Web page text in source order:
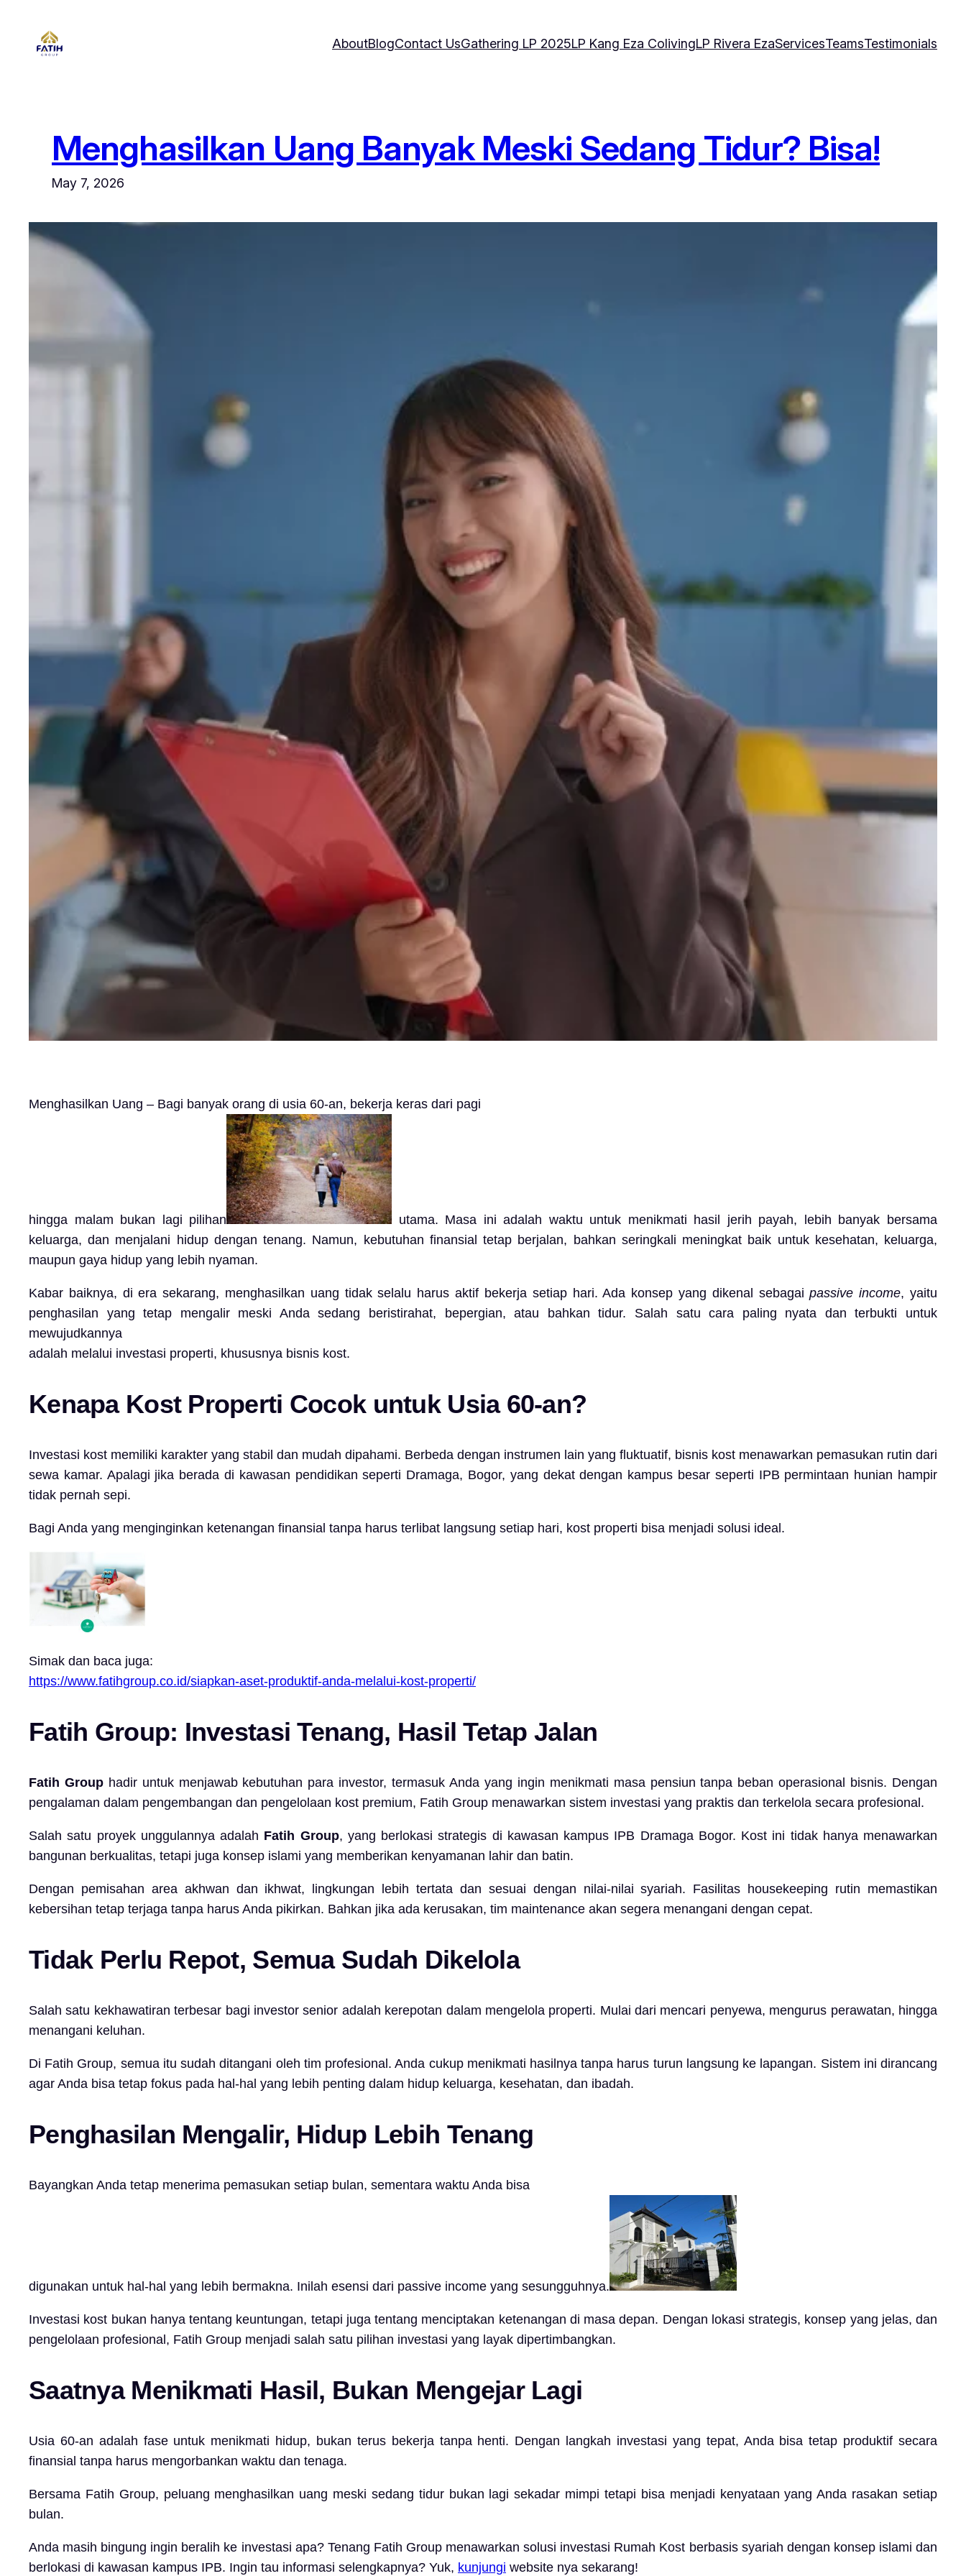
content
AboutBlogContact UsGathering LP 2025LP Kang Eza ColivingLP Rivera EzaServicesTeamsTestimonials
Menghasilkan Uang Banyak Meski Sedang Tidur? Bisa!
May 7, 2026
Menghasilkan Uang – Bagi banyak orang di usia 60-an, bekerja keras dari pagi
hingga malam bukan lagi pilihan
utama. Masa ini adalah waktu untuk menikmati hasil jerih payah, lebih banyak bersama
keluarga, dan menjalani hidup dengan tenang. Namun, kebutuhan finansial tetap berjalan, bahkan seringkali meningkat baik untuk kesehatan, keluarga,
maupun gaya hidup yang lebih nyaman.
Kabar baiknya, di era sekarang, menghasilkan uang tidak selalu harus aktif bekerja setiap hari. Ada konsep yang dikenal sebagaipassive income, yaitu
penghasilan yang tetap mengalir meski Anda sedang beristirahat, bepergian, atau bahkan tidur. Salah satu cara paling nyata dan terbukti untuk
mewujudkannya
adalah melalui investasi properti, khususnya bisnis kost.
Kenapa Kost Properti Cocok untuk Usia 60-an?
Investasi kost memiliki karakter yang stabil dan mudah dipahami. Berbeda dengan instrumen lain yang fluktuatif, bisnis kost menawarkan pemasukan rutin dari
sewa kamar. Apalagi jika berada di kawasan pendidikan seperti Dramaga, Bogor, yang dekat dengan kampus besar seperti IPB permintaan hunian hampir
tidak pernah sepi.
Bagi Anda yang menginginkan ketenangan finansial tanpa harus terlibat langsung setiap hari, kost properti bisa menjadi solusi ideal.
Simak dan baca juga:
https://www.fatihgroup.co.id/siapkan-aset-produktif-anda-melalui-kost-properti/
Fatih Group: Investasi Tenang, Hasil Tetap Jalan
Fatih Grouphadir untuk menjawab kebutuhan para investor, termasuk Anda yang ingin menikmati masa pensiun tanpa beban operasional bisnis. Dengan
pengalaman dalam pengembangan dan pengelolaan kost premium, Fatih Group menawarkan sistem investasi yang praktis dan terkelola secara profesional.
Salah satu proyek unggulannya adalah Fatih Group, yang berlokasi strategis di kawasan kampus IPB Dramaga Bogor. Kost ini tidak hanya menawarkan
bangunan berkualitas, tetapi juga konsep islami yang memberikan kenyamanan lahir dan batin.
Dengan pemisahan area akhwan dan ikhwat, lingkungan lebih tertata dan sesuai dengan nilai-nilai syariah. Fasilitas housekeeping rutin memastikan
kebersihan tetap terjaga tanpa harus Anda pikirkan. Bahkan jika ada kerusakan, tim maintenance akan segera menangani dengan cepat.
Tidak Perlu Repot, Semua Sudah Dikelola
Salah satu kekhawatiran terbesar bagi investor senior adalah kerepotan dalam mengelola properti. Mulai dari mencari penyewa, mengurus perawatan, hingga
menangani keluhan.
Di Fatih Group, semua itu sudah ditangani oleh tim profesional. Anda cukup menikmati hasilnya tanpa harus turun langsung ke lapangan. Sistem ini dirancang
agar Anda bisa tetap fokus pada hal-hal yang lebih penting dalam hidup keluarga, kesehatan, dan ibadah.
Penghasilan Mengalir, Hidup Lebih Tenang
Bayangkan Anda tetap menerima pemasukan setiap bulan, sementara waktu Anda bisa
digunakan untuk hal-hal yang lebih bermakna. Inilah esensi dari passive income yang sesungguhnya.
Investasi kost bukan hanya tentang keuntungan, tetapi juga tentang menciptakan ketenangan di masa depan. Dengan lokasi strategis, konsep yang jelas, dan
pengelolaan profesional, Fatih Group menjadi salah satu pilihan investasi yang layak dipertimbangkan.
Saatnya Menikmati Hasil, Bukan Mengejar Lagi
Usia 60-an adalah fase untuk menikmati hidup, bukan terus bekerja tanpa henti. Dengan langkah investasi yang tepat, Anda bisa tetap produktif secara
finansial tanpa harus mengorbankan waktu dan tenaga.
Bersama Fatih Group, peluang menghasilkan uang meski sedang tidur bukan lagi sekadar mimpi tetapi bisa menjadi kenyataan yang Anda rasakan setiap
bulan.
Anda masih bingung ingin beralih ke investasi apa? Tenang Fatih Group menawarkan solusi investasi Rumah Kost berbasis syariah dengan konsep islami dan
berlokasi di kawasan kampus IPB. Ingin tau informasi selengkapnya? Yuk, kunjungi website nya sekarang!